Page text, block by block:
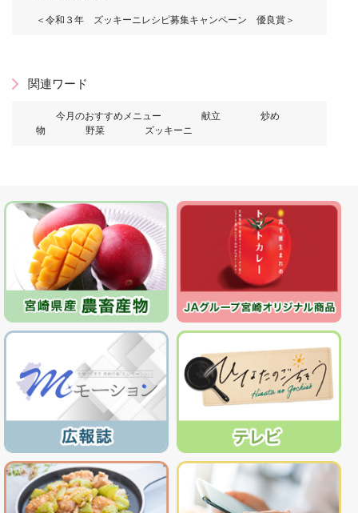
＜令和３年 ズッキーニレシピ募集キャンペーン 優良賞＞
関連ワード
今月のおすすめメニュー 献立
炒め
物
野菜 ズッキーニ